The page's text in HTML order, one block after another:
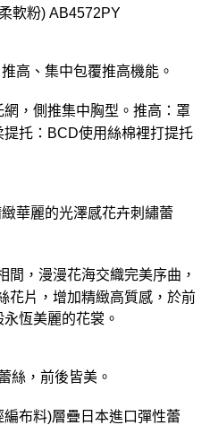
)免運費
軟粉) AB4572PY
高、集中包覆推高機能。
，側推集中胸型。推高：罩
托：BCD使用絲棉裡打提托
華麗的光澤感花卉刺繡蕾
間，漫漫花海交織完美序曲，
花片，增加精緻高質感，於前
恆美麗的花裳。
絲，前後皆美。
布料)層疊日本進口彈性蕾